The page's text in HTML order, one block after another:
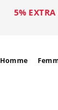
5% EXTRA
Homme